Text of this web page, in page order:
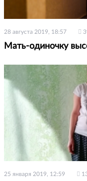
28 августа 2019, 18:57
Мать-одиночку
25 января 2019, 12:59